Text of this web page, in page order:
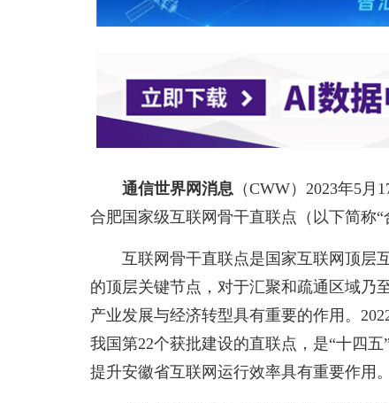
通信世界网消息 （CWW） 2023年5月
合肥国家级互联网骨干直联点（以下简称“
互联网骨干直联点是国家互联网顶层
的顶层关键节点，对于汇聚和疏通区域乃
产业发展与经济转型具有重要的作用。
我国第22个获批建设的直联点，是“十四
提升安徽省互联网运行效率具有重要作用。